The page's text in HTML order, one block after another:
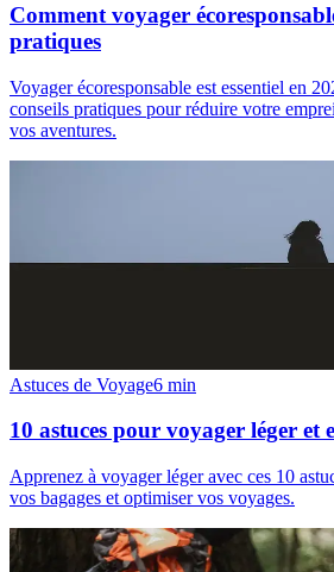
Comment voyager
pratiques
Voyager écoresponsable est essentiel en
conseils pratiques pour réduire votre
vos aventures.
Astuces de Voyage6 min
10 astuces pour voyager léger et
Apprenez à voyager léger avec ces 10
vos bagages et optimiser vos voyages.